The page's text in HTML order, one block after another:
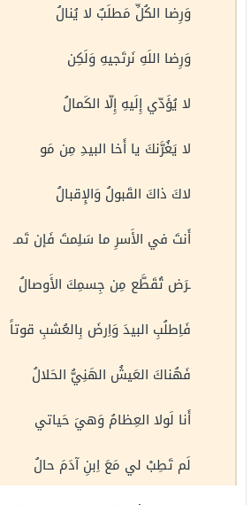
وَرِضا الكُلِّ مَطلَبٌ لا يُنالُ
وَرِضا اللَهِ نَرتَجيهِ وَلَكِن
لا يُؤَدّي إِلَيهِ إِلّا الكَمالُ
لا يَغُرَّنكَ يا أَخا البيدِ مِن مَو
لاكَ ذاكَ القَبولُ وَالإِقبالُ
أَنتَ في الأَسرِ ما سَلِمتَ فَإن تَمـ
ـرَض تُقَطَّع مِن جِسمِكَ الأَوصالُ
فَاِطلُبِ البيدَ وَاِرضَ بِالعُشبِ قوتاً
فَهُناكَ العَيشُ الهَنِيُّ الحَلالُ
أَنا لَولا العِظامُ وَهيَ حَياتي
لَم تَطِبْ لي مَعَ اِبنِ آدَمَ حالُ